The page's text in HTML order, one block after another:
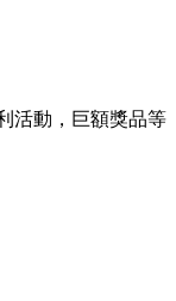
活動，巨額獎品等